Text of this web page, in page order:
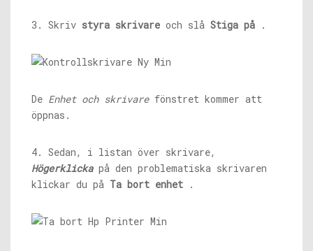
3. Skriv styra skrivare och slå Stiga på .
De Enhet och skrivarefönstret kommer att
öppnas.
4. Sedan, i listan över skrivare,
Högerklicka på den problematiska skrivaren
klickar du på Ta bort enhet .